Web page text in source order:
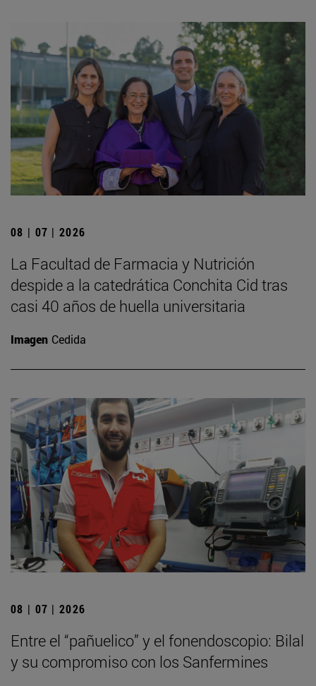
08 | 07 | 2026
La Facultad de Farmacia y Nutrición
despide a la catedrática Conchita Cid tras
casi 40 años de huella universitaria
Imagen Cedida
08 | 07 | 2026
Entre el “pañuelico” y el fonendoscopio: Bilal
y su compromiso con los Sanfermines